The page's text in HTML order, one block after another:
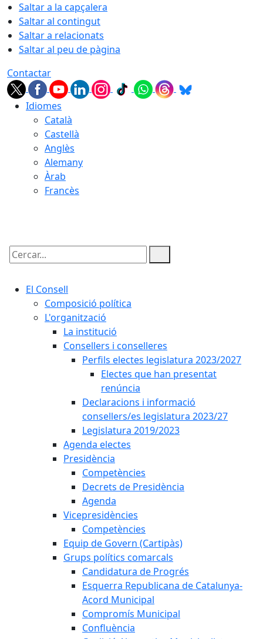
Saltar a la capçalera
Saltar al contingut
Saltar a relacionats
Saltar al peu de pàgina
Contactar
Idiomes
Català
Castellà
Anglès
Alemany
Àrab
Francès
Cercar:
El Consell
Composició política
L'organització
La institució
Consellers i conselleres
Perfils electes legislatura 2023/2027
Electes que han presentat
renúncia
Declaracions i informació
consellers/es legislatura 2023/27
Legislatura 2019/2023
Agenda electes
Presidència
Competències
Decrets de Presidència
Agenda
Vicepresidències
Competències
Equip de Govern (Cartipàs)
Grups polítics comarcals
Candidatura de Progrés
Esquerra Republicana de Catalunya-
Acord Municipal
Compromís Municipal
Confluència